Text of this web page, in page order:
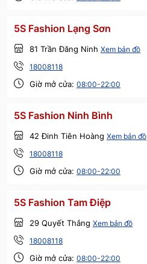
5S Fashion Lạng Sơn
81 Trần Đăng Ninh Xem bản đồ
18008118
Giờ mở cửa: 08:00-22:00
5S Fashion Ninh Bình
42 Đinh Tiên Hoàng Xem bản đồ
18008118
Giờ mở cửa: 08:00-22:00
5S Fashion Tam Điệp
29 Quyết Thắng Xem bản đồ
18008118
Giờ mở cửa: 08:00-22:00